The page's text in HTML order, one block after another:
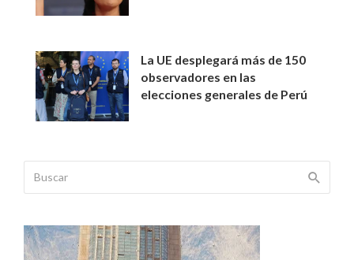
La UE desplegará más de 150
observadores en las
elecciones generales de Perú